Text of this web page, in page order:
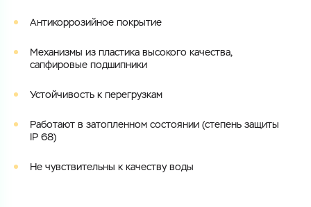
Cоглашаюсь на обработкуперсональных данных
Имя
Cоглашаюсь на обработкуперсональных данных
Электронная почта
Файл с реквизитами огранизации (любой формат, макс. 20
Антикоррозийное покрытие
Механизмы из пластика высокого качества,
сапфировые подшипники
Устойчивость к перегрузкам
Работают в затопленном состоянии (степень защиты
IP 68)
Не чувствительны к качеству воды